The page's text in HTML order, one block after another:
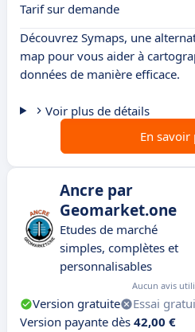
Tarif sur demande
Découvrez Symaps, une
map pour vous aider à
données de manière efficace.
Voir plus de détails
En savoir
Ancre par
Geomarket.one
Etudes de marché
simples, complètes et
personnalisables
Aucun avis
Version gratuite Essai
Version payante dès 42,00 €